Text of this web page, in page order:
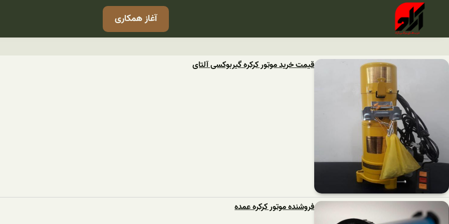
آغاز همکاری
قیمت خرید موتور کرکره گیربوکسی آلتای
فروشنده موتور کرکره عمده